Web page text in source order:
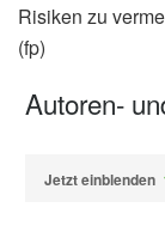
Risiken zu
(fp)
Autoren-
Jetzt einblenden